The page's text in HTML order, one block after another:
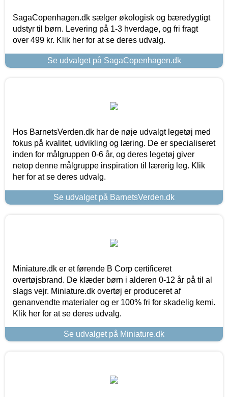
SagaCopenhagen.dk sælger økologisk og bæredygtigt
udstyr til børn. Levering på 1-3 hverdage, og fri fragt
over 499 kr. Klik her for at se deres udvalg.
Se udvalget på SagaCopenhagen.dk
Hos BarnetsVerden.dk har de nøje udvalgt legetøj med
fokus på kvalitet, udvikling og læring. De er specialiseret
inden for målgruppen 0-6 år, og deres legetøj giver
netop denne målgruppe inspiration til lærerig leg. Klik
her for at se deres udvalg.
Se udvalget på BarnetsVerden.dk
Miniature.dk er et førende B Corp certificeret
overtøjsbrand. De klæder børn i alderen 0-12 år på til al
slags vejr. Miniature.dk overtøj er produceret af
genanvendte materialer og er 100% fri for skadelig kemi.
Klik her for at se deres udvalg.
Se udvalget på Miniature.dk